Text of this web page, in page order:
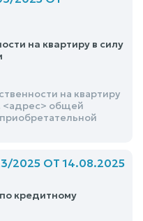
на квартиру в силу
на квартиру
общей
2025 ОТ 14.08.2025
кредитному